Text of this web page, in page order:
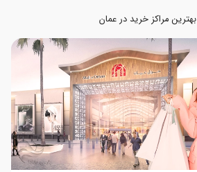
بهترین مراکز خرید در عمان